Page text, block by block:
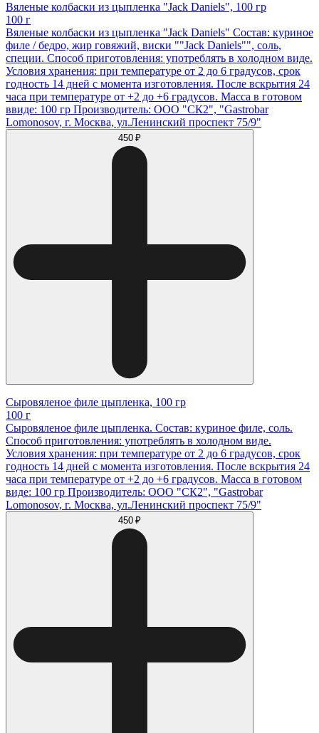
Вяленые колбаски из цыпленка "Jack Daniels", 100 гр
100 г
Вяленые колбаски из цыпленка "Jack Daniels" Состав: куриное
филе / бедро, жир говяжий, виски ""Jack Daniels"", соль,
специи. Способ приготовления: употреблять в холодном виде.
Условия хранения: при температуре от 2 до 6 градусов, срок
годность 14 дней с момента изготовления. После вскрытия 24
часа при температуре от +2 до +6 градусов. Масса в готовом
ввиде: 100 гр Производитель: ООО "СК2", "Gastrobar
Lomonosov, г. Москва, ул.Ленинский проспект 75/9"
450 ₽
Сыровяленое филе цыпленка, 100 гр
100 г
Сыровяленое филе цыпленка. Состав: куриное филе, соль.
Способ приготовления: употреблять в холодном виде.
Условия хранения: при температуре от 2 до 6 градусов, срок
годность 14 дней с момента изготовления. После вскрытия 24
часа при температуре от +2 до +6 градусов. Масса в готовом
виде: 100 гр Производитель: ООО "СК2", "Gastrobar
Lomonosov, г. Москва, ул.Ленинский проспект 75/9"
450 ₽